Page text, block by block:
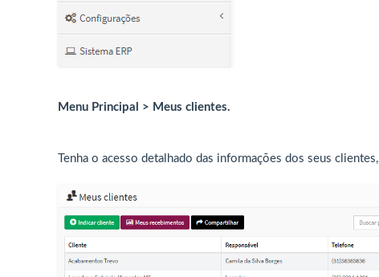
Menu Principal > Meus clientes.
Tenha o acesso detalhado das informações dos seus